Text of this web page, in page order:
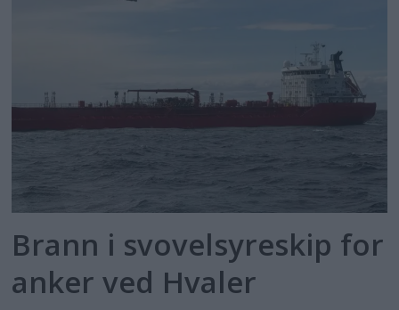
Brann i svovelsyreskip for
anker ved Hvaler